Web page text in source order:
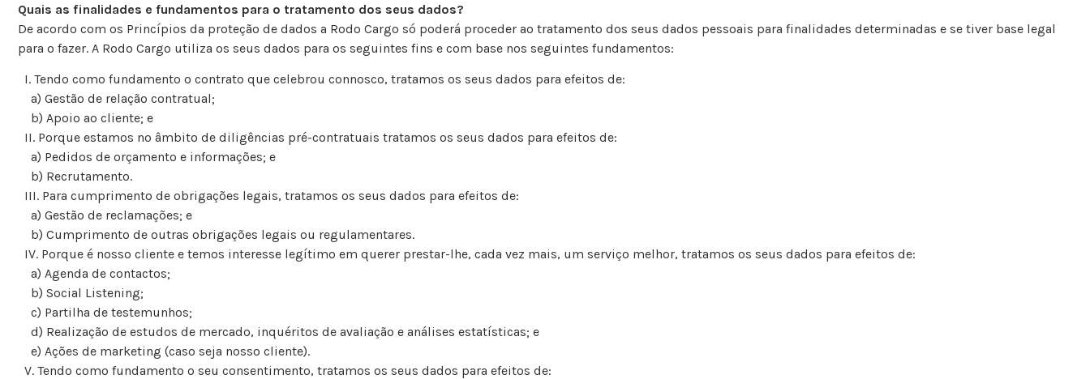
Quais as finalidades e fundamentos para o tratamento dos seus dados?
De acordo com os Princípios da proteção de dados a Rodo Cargo só poderá proceder ao tratamento dos seus dados pessoais para finalidades determinadas e se tiver base legal
para o fazer. A Rodo Cargo utiliza os seus dados para os seguintes fins e com base nos seguintes fundamentos:
I. Tendo como fundamento o contrato que celebrou connosco, tratamos os seus dados para efeitos de:
a) Gestão de relação contratual;
b) Apoio ao cliente; e
II. Porque estamos no âmbito de diligências pré-contratuais tratamos os seus dados para efeitos de:
a) Pedidos de orçamento e informações; e
b) Recrutamento.
III. Para cumprimento de obrigações legais, tratamos os seus dados para efeitos de:
a) Gestão de reclamações; e
b) Cumprimento de outras obrigações legais ou regulamentares.
IV. Porque é nosso cliente e temos interesse legítimo em querer prestar-lhe, cada vez mais, um serviço melhor, tratamos os seus dados para efeitos de:
a) Agenda de contactos;
b) Social Listening;
c) Partilha de testemunhos;
d) Realização de estudos de mercado, inquéritos de avaliação e análises estatísticas; e
e) Ações de marketing (caso seja nosso cliente).
V. Tendo como fundamento o seu consentimento, tratamos os seus dados para efeitos de: